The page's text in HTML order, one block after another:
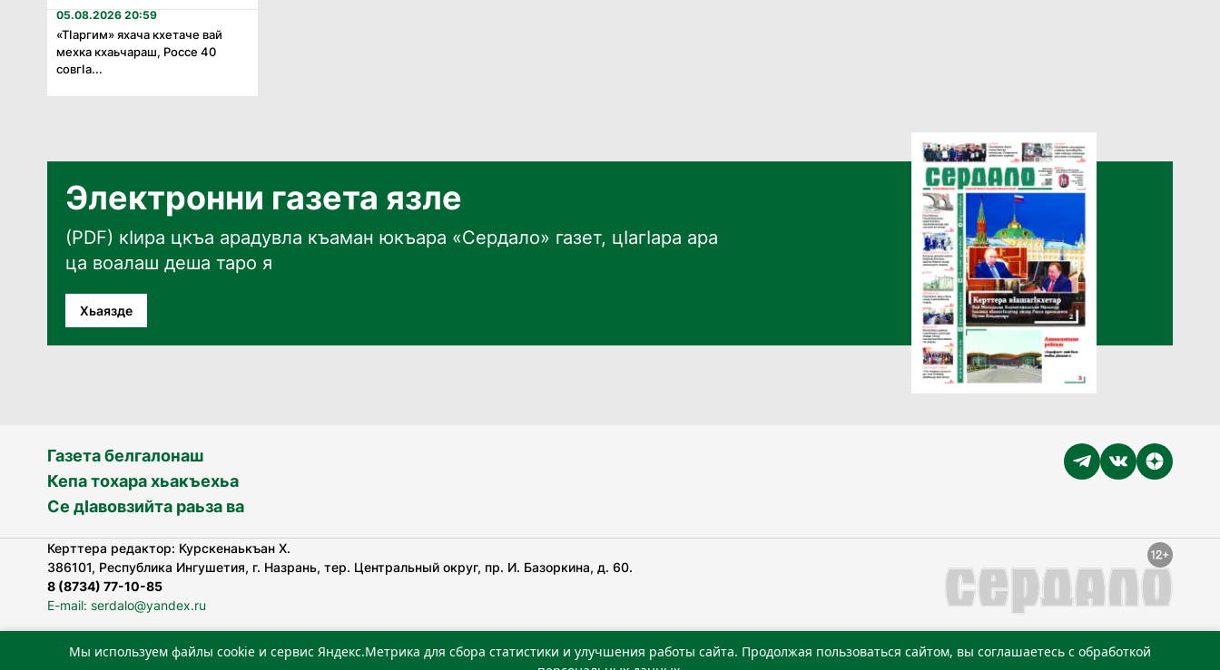
05.08.2026 20:59
«Тӏаргим» яхача кхетаче вай
мехка кхаьчараш, Россе 40
совгӏа...
Электронни газета язле
(PDF) кӀира цкъа арадувла къаман юкъара «Сердало» газет, цӀагӀара ара
ца воалаш деша таро я
Хьаязде
Газета белгалонаш
Кепа тохара хьакъехьа
Се дӀавовзийта раьза ва
Керттера редактор: Курскенаькъан Х.
386101, Республика Ингушетия, г. Назрань, тер. Центральный округ, пр. И. Базоркина, д. 60.
8 (8734) 77-10-85
E-mail: serdalo@yandex.ru
«Сердало» газета арадувлар чIоагIдаьд бувзамеи, хоам беча гIирсаштеи, цар дуккхача тайпаштеи тIахьожам
Мы используем файлы cookie и сервис Яндекс.Метрика для сбора статистики и улучшения работы сайта. Продолжая пользоваться сайтом, вы соглашаетесь с обработкой